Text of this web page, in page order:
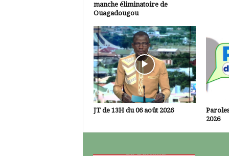
manche éliminatoire de
Ouagadougou
JT de 13H du 06 août 2026
2026